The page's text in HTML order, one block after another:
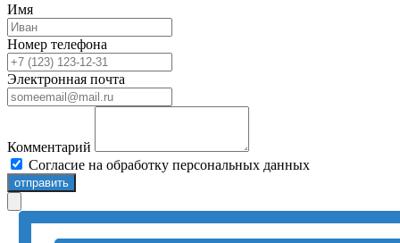
Имя
Номер телефона
Электронная почта
Комментарий
Согласие на обработку персональных данных
отправить